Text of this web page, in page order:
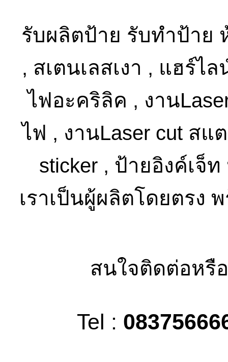
รับผลิตป้าย รับทำป้าย
, สเตนเลสเงา , แฮร์ไ
ไฟอะคริลิค , งาน
ไฟ , งานLaser cut สแ
sticker , ป้ายอิงค์เจ็
เราเป็นผู้ผลิตโดยตรง
สนใจติดต่อหรื
Tel :